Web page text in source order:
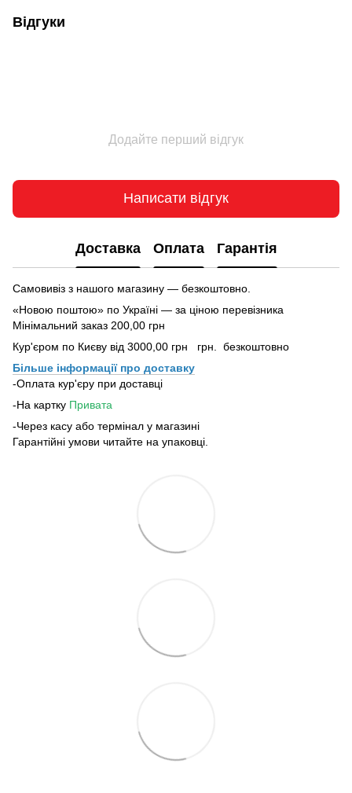
Відгуки
Додайте перший відгук
Написати відгук
Доставка Оплата Гарантія
Самовивіз з нашого магазину — безкоштовно.
«Новою поштою» по Україні — за ціною перевізника
Мінімальний заказ 200,00 грн
Кур'єром по Києву від 3000,00 грн грн. безкоштовно
Більше інформації про доставку
-Оплата кур'єру при доставці
-На картку Привата
-Через касу або термінал у магазині
Гарантійні умови читайте на упаковці.